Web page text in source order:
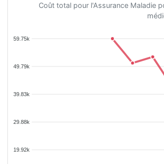
Coût total pour l'Assurance Maladie
59.75k
49.79k
39.83k
29.88k
19.92k